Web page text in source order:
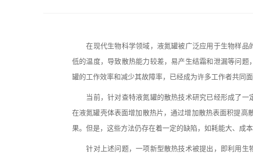
在现代生物科学领域，液氮罐被广泛应用于生物样品
低的温度，导致散热能力较差，易产生结霜和泄漏等问
罐的工作效率和减少其故障率，已经成为许多工作者共同面
当前，针对查特液氮罐的散热技术研究已经形成了一
在液氮罐壳体表面增加散热片，通过增加散热表面积提
果。但是，这些方法仍存在着一定的缺陷，如耗能大、成
针对上述问题，一项新型散热技术被提出，即利用生